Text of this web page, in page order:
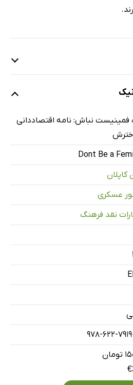
فمینیست نباش: نامه اقتصاددانی
Dont Be a
کاپلان
عسکری
نقد فرهنگ
978-622-